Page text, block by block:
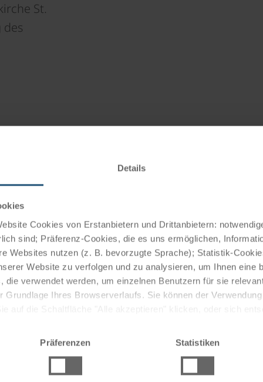
Details
Cookies von Erstanbietern und Drittanbietern:
sind; Präferenz-Cookies, die es uns ermöglichen,
Websites nutzen (z. B. bevorzugte Sprache); Statistik-
Website zu verfolgen und zu analysieren, um Ihnen eine
die verwendet werden, um einzelnen Benutzern für sie
Grundlage Ihres Browserverlaufs. Sie können der
Präferenzen Statistiken
St.
Kulturlandschaft. Besonders sehenswert sind die
sowie die umliegenden Wiesen und Schutzgebiete,
Zu den historischen Bauwerken zählen die
im Ortskern. Die Nähe zur Insel Reichenau, die
attraktiv. Neben der Seenlandschaft wird
umgeben, die sich ideal zum Wandern, Radfahren
Demoskopie bekannt. Das kulturelle Leben wird durch
Veranstaltungen geprägt. Regelmäßig finden am
aus der Region anziehen.